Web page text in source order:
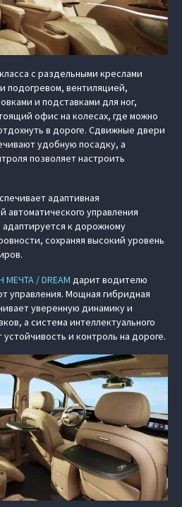
с раздельными креслами
подогревом, вентиляцией,
и подставками для ног,
офис на колесах, где можно
в дороге. Сдвижные двери
удобную посадку, а
позволяет настроить
адаптивная
автоматического управления
к дорожному
сохраняя высокий уровень
МЕЧТА / DREAM дарит водителю
управления. Мощная гибридная
уверенную динамику и
а система интеллектуального
и контроль на дороге.